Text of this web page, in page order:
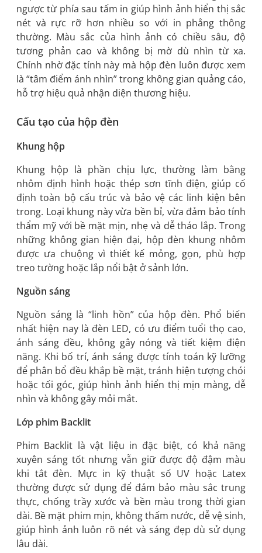
ngược từ phía sau tấm in giúp hình ảnh hiển thị sắc
nét và rực rỡ hơn nhiều so với in phẳng thông
thường. Màu sắc của hình ảnh có chiều sâu, độ
tương phản cao và không bị mờ dù nhìn từ xa.
Chính nhờ đặc tính này mà hộp đèn luôn được xem
là “tâm điểm ánh nhìn” trong không gian quảng cáo,
hỗ trợ hiệu quả nhận diện thương hiệu.
Cấu tạo của hộp đèn
Khung hộp
Khung hộp là phần chịu lực, thường làm bằng
nhôm định hình hoặc thép sơn tĩnh điện, giúp cố
định toàn bộ cấu trúc và bảo vệ các linh kiện bên
trong. Loại khung này vừa bền bỉ, vừa đảm bảo tính
thẩm mỹ với bề mặt mịn, nhẹ và dễ tháo lắp. Trong
những không gian hiện đại, hộp đèn khung nhôm
được ưa chuộng vì thiết kế mỏng, gọn, phù hợp
treo tường hoặc lắp nổi bật ở sảnh lớn.
Nguồn sáng
Nguồn sáng là “linh hồn” của hộp đèn. Phổ biến
nhất hiện nay là đèn LED, có ưu điểm tuổi thọ cao,
ánh sáng đều, không gây nóng và tiết kiệm điện
năng. Khi bố trí, ánh sáng được tính toán kỹ lưỡng
để phân bổ đều khắp bề mặt, tránh hiện tượng chói
hoặc tối góc, giúp hình ảnh hiển thị mịn màng, dễ
nhìn và không gây mỏi mắt.
Lớp phim Backlit
Phim Backlit là vật liệu in đặc biệt, có khả năng
xuyên sáng tốt nhưng vẫn giữ được độ đậm màu
khi tắt đèn. Mực in kỹ thuật số UV hoặc Latex
thường được sử dụng để đảm bảo màu sắc trung
thực, chống trầy xước và bền màu trong thời gian
dài. Bề mặt phim mịn, không thấm nước, dễ vệ sinh,
giúp hình ảnh luôn rõ nét và sáng đẹp dù sử dụng
lâu dài.